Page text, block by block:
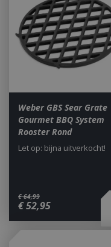
Weber GBS Sear Grate
Gourmet BBQ System
Rooster Rond
€ 64,99
€52,95
Let op: bijna uitverkocht!